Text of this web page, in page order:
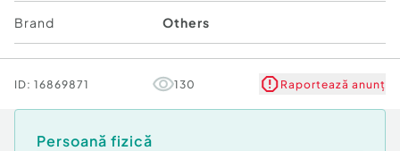
Brand Others
ID: 16869871 130 Raportează anunț
Persoană fizică